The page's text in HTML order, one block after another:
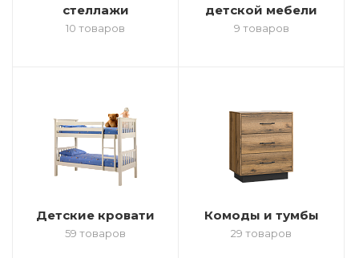
стеллажи
10 товаров
детской мебели
9 товаров
Детские кровати
59 товаров
Комоды и тумбы
29 товаров